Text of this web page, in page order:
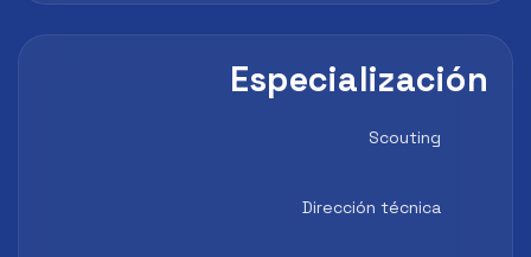
Especialización
Scouting
Dirección técnica